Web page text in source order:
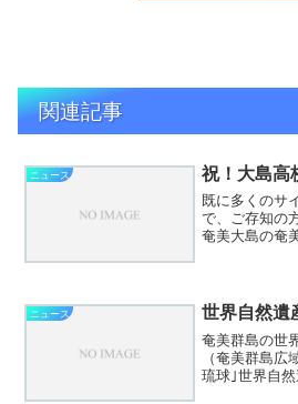
関連記事
ニュース 祝！大島高
既に多くのサ
で、ご存知の
奄美大島の奄
後日特集号に
ニュース 世界自然遺
奄美群島の世
（奄美群島広
琉球｣世界自